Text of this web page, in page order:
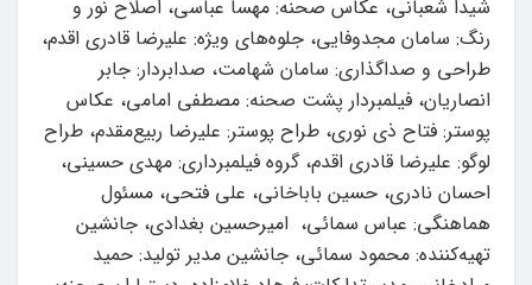
شیدا شعبانی، عکاس صحنه: مهسا عباسی، اصلاح نور و
رنگ: سامان مجدوفایی، جلوه‌های ویژه: علیرضا قادری اقدم،
طراحی و صداگذاری: سامان شهامت، صدابردار: جابر
انصاریان، فیلمبردار پشت صحنه: مصطفی امامی، عکاس
پوستر: فتاح ذی نوری، طراح پوستر: علیرضا ربیع‌مقدم، طراح
لوگو: علیرضا قادری اقدم، گروه فیلمبرداری: مهدی حسینی،
احسان نادری، حسین باباخانی، علی فتحی، مسئول
هماهنگی: عباس سمائی، امیرحسین بغدادی، جانشین
تهیه‌کننده: محمود سمائی، جانشین مدیر تولید: حمید